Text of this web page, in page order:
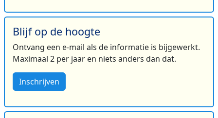
Blijf op de hoogte
Ontvang een e-mail als de informatie is bijgewerkt.
Maximaal 2 per jaar en niets anders dan dat.
Inschrijven